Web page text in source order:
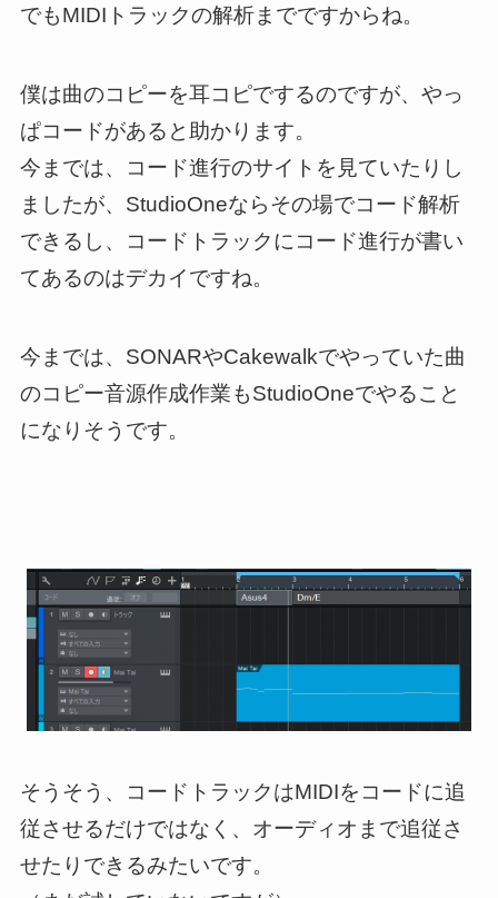
でもMIDIトラックの解析までですからね。
僕は曲のコピーを耳コピでするのですが、やっ
ぱコードがあると助かります。
今までは、コード進行のサイトを見ていたりし
ましたが、StudioOneならその場でコード解析
できるし、コードトラックにコード進行が書い
てあるのはデカイですね。
今までは、SONARやCakewalkでやっていた曲
のコピー音源作成作業もStudioOneでやること
になりそうです。
そうそう、コードトラックはMIDIをコードに追
従させるだけではなく、オーディオまで追従さ
せたりできるみたいです。